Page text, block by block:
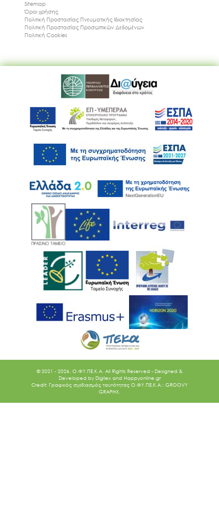
Ακολουθήστε μας
Sitemap
Όροι χρήσης
Πολιτική Προστασίας Πνευματικής Ιδιοκτησίας
Πολιτική Προστασίας Προσωπικών Δεδομένων
Πολιτική Cookies
© 2021 - 2026. O.ΦΥ.ΠΕ.Κ.Α. All Rights Reserved - Designed &
Developed by Digilex and Happyonline.gr
Credit: Γραφικός σχεδιασμός ταυτότητας Ο.ΦΥ.ΠΕ.Κ.Α.: GROOVY
GRAPHX.